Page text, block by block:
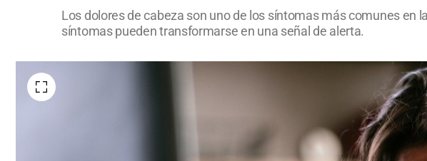
Los dolores de cabeza son uno de los síntomas más comunes en
síntomas pueden transformarse en una señal de alerta.